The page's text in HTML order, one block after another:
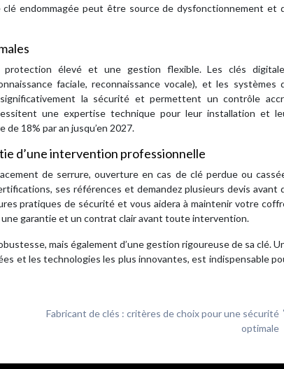
endommagée peut être source de dysfonctionnement et
élevé et une gestion flexible. Les clés
faciale, reconnaissance vocale), et les systèmes
la sécurité et permettent un contrôle
une expertise technique pour leur installation et
18% par an jusqu’en 2027.
d’une intervention professionnelle
de serrure, ouverture en cas de clé perdue ou
ses références et demandez plusieurs devis avant
pratiques de sécurité et vous aidera à maintenir votre
garantie et un contrat clair avant toute intervention.
mais également d’une gestion rigoureuse de sa clé.
et les technologies les plus innovantes, est indispensable
Fabricant de clés : critères de choix pour une sécurité
optimale